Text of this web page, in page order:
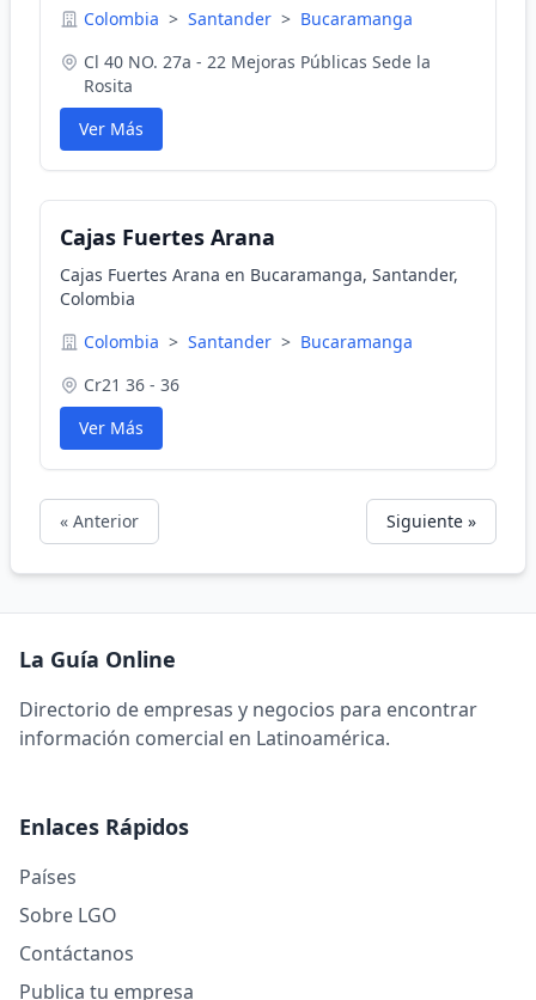
Colombia > Santander > Bucaramanga
Cl 40 NO. 27a - 22 Mejoras Públicas Sede la
Rosita
Ver Más
Cajas Fuertes Arana
Cajas Fuertes Arana en Bucaramanga, Santander,
Colombia
Colombia > Santander > Bucaramanga
Cr21 36 - 36
Ver Más
« Anterior Siguiente »
La Guía Online
Directorio de empresas y negocios para encontrar
información comercial en Latinoamérica.
Enlaces Rápidos
Países
Sobre LGO
Contáctanos
Publica tu empresa